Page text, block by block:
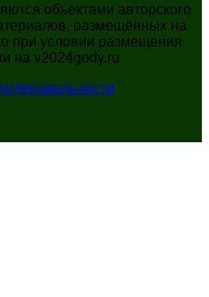
объектами авторского
размещённых на
при условии размещения
на v2024gody.ru